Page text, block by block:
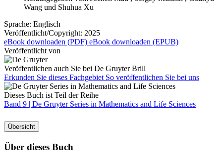
Wang und Shuhua Xu
Sprache: Englisch
Veröffentlicht/Copyright: 2025
eBook downloaden (PDF) eBook downloaden (EPUB)
Veröffentlicht von
Veröffentlichen auch Sie bei De Gruyter Brill
Erkunden Sie dieses Fachgebiet So veröffentlichen Sie bei uns
Dieses Buch ist Teil der Reihe
Band 9 | De Gruyter Series in Mathematics and Life Sciences
Übersicht
Über dieses Buch